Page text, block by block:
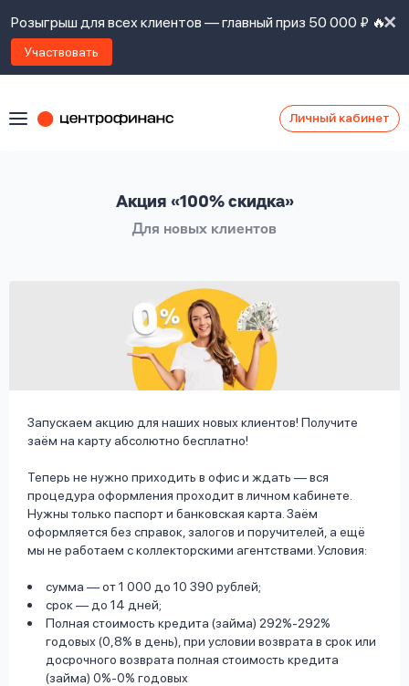
Розыгрыш для всех клиентов — главный приз 50 000 ₽ 🔥
Участвовать
Личный кабинет
Акция «100% скидка»
Для новых клиентов
Запускаем акцию для наших новых клиентов! Получите
заём на карту абсолютно бесплатно!
Теперь не нужно приходить в офис и ждать — вся
процедура оформления проходит в личном кабинете.
Нужны только паспорт и банковская карта. Заём
оформляется без справок, залогов и поручителей, а ещё
мы не работаем с коллекторскими агентствами. Условия:
сумма — от 1 000 до 10 390 рублей;
срок — до 14 дней;
Полная стоимость кредита (займа) 292%-292%
годовых (0,8% в день), при условии возврата в срок или
досрочного возврата полная стоимость кредита
(займа) 0%-0% годовых
Оформить заявку
Войти под другим номером
вопрос
Ответы
на
вопросы
ознакомлен
данных